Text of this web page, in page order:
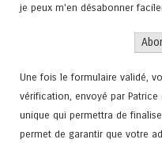
je peux m'en désabonner
Une fois le formulaire validé,
vérification, envoyé par
unique qui permettra de
permet de garantir que votre